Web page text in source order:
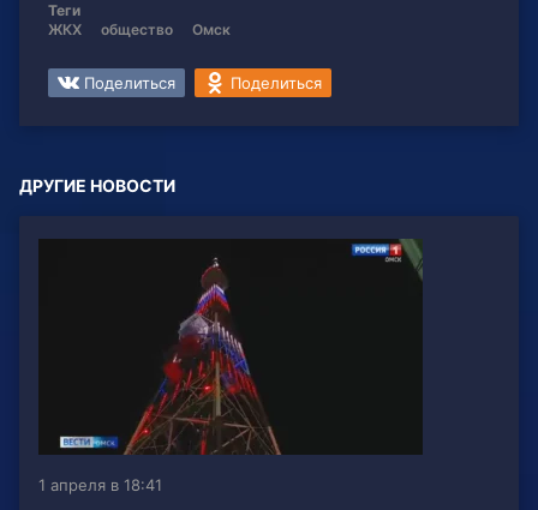
Теги
ЖКХ
общество Омск
Поделиться Поделиться
ДРУГИЕ НОВОСТИ
1 апреля в 18:41